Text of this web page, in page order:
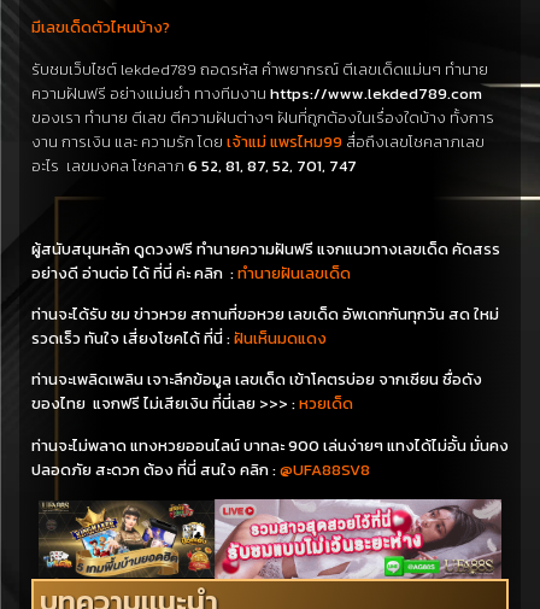
มีเลขเด็ดตัวไหนบ้าง?
รับชมเว็บไซต์ lekded789 ถอดรหัส คำพยากรณ์ ตีเลขเด็ดแม่นๆ ทำนาย
ความฝันฟรี อย่างแม่นยำ ทางทีมงาน https://www.lekded789.com
ของเรา ทำนาย ตีเลข ตีความฝันต่างๆ ฝันที่ถูกต้องในเรื่องใดบ้าง ทั้งการ
งาน การเงิน และ ความรัก โดย เจ้าแม่ แพรไหม99 สื่อถึงเลขโชคลาภเลข
อะไร เลขมงคล โชคลาภ 6 52, 81, 87, 52, 701, 747
ผู้สนับสนุนหลัก ดูดวงฟรี ทำนายความฝันฟรี แจกแนวทางเลขเด็ด คัดสรร
อย่างดี อ่านต่อ ได้ ที่นี่ ค่ะ คลิก :ทำนายฝันเลขเด็ด
ท่านจะได้รับ ชม ข่าวหวย สถานที่ขอหวย เลขเด็ด อัพเดทกันทุกวัน สด ใหม่
รวดเร็ว ทันใจ เสี่ยงโชคได้ ที่นี่ :ฝันเห็นมดแดง
ท่านจะเพลิดเพลิน เจาะลึกข้อมูล เลขเด็ด เข้าโคตรบ่อย จากเซียน ชื่อดัง
ของไทย แจกฟรี ไม่เสียเงิน ที่นี่เลย >>> :หวยเด็ด
ท่านจะไม่พลาด แทงหวยออนไลน์ บาทละ 900 เล่นง่ายๆ แทงได้ไม่อั้น มั่นคง
ปลอดภัย สะดวก ต้อง ที่นี่ สนใจ คลิก :@UFA88SV8